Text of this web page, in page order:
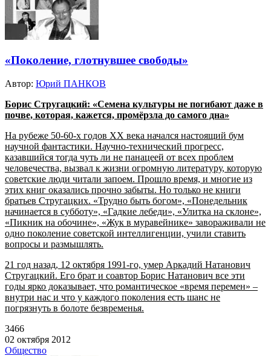
«Поколение, глотнувшее свободы»
Автор: Юрий ПАНКОВ
Борис Стругацкий: «Семена культуры не погибают даже в
почве, которая, кажется, промёрзла до самого дна»
На рубеже 50-60-х годов ХХ века начался настоящий бум
научной фантастики. Научно-технический прогресс,
казавшийся тогда чуть ли не панацеей от всех проблем
человечества, вызвал к жизни огромную литературу, которую
советские люди читали запоем. Прошло время, и многие из
этих книг оказались прочно забыты. Но только не книги
братьев Стругацких. «Трудно быть богом», «Понедельник
начинается в субботу», «Гадкие лебеди», «Улитка на склоне»,
«Пикник на обочине», «Жук в муравейнике» завораживали не
одно поколение советской интеллигенции, учили ставить
вопросы и размышлять.
21 год назад, 12 октября 1991-го, умер Аркадий Натанович
Стругацкий. Его брат и соавтор Борис Натанович все эти
годы ярко доказывает, что романтическое «время перемен» –
внутри нас и что у каждого поколения есть шанс не
погрязнуть в болоте безвременья.
3466
02 октября 2012
Общество